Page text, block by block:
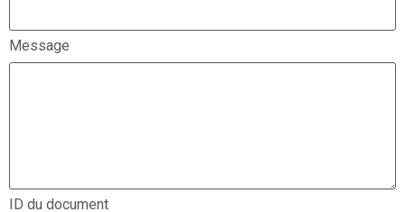
Message
ID du document